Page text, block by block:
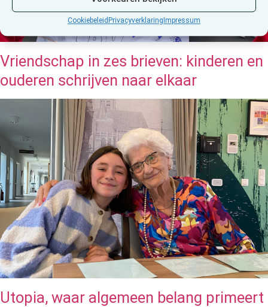
Cookiebeleid Privacyverklaring Impressum
Vriendschap in zes brieven: kinderen en
ouderen schrijven naar elkaar
Utopia, waar algemeen belang primeert